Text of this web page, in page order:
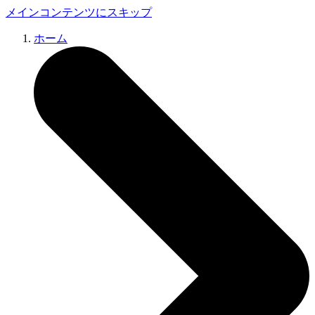
メインコンテンツにスキップ
ホーム